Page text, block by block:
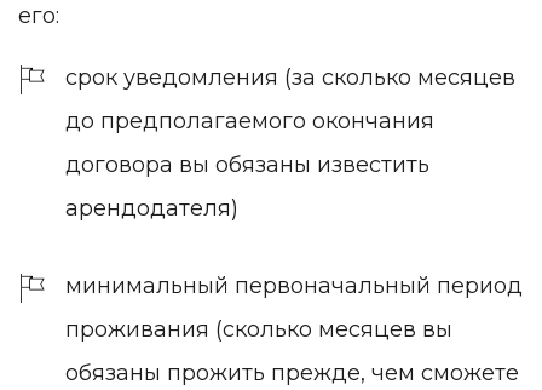
его:
срок уведомления (за сколько месяцев
до предполагаемого окончания
договора вы обязаны известить
арендодателя)
минимальный первоначальный период
проживания (сколько месяцев вы
обязаны прожить прежде, чем сможете